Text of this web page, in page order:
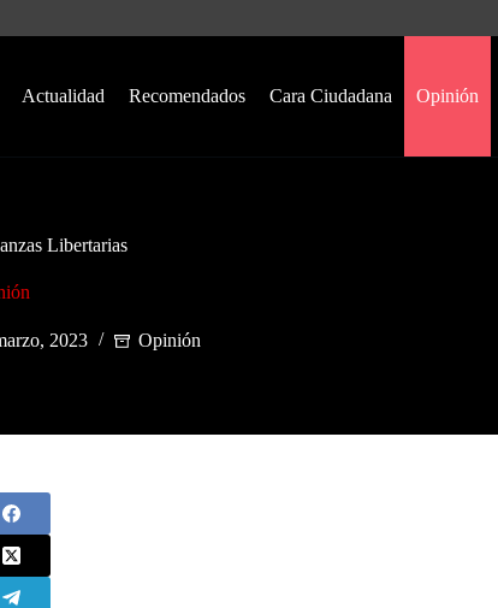
Actualidad Recomendados Cara Ciudadana Opinión
Libertarias
2023 Opinión